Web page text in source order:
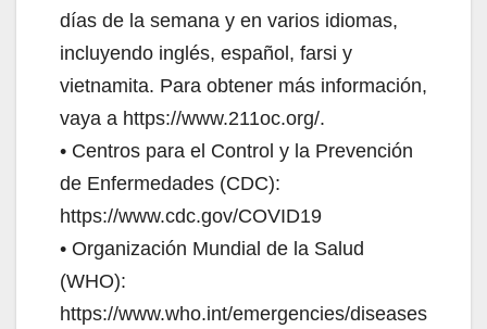
días de la semana y en varios idiomas,
incluyendo inglés, español, farsi y
vietnamita. Para obtener más información,
vaya a https://www.211oc.org/.
• Centros para el Control y la Prevención
de Enfermedades (CDC):
https://www.cdc.gov/COVID19
• Organización Mundial de la Salud
(WHO):
https://www.who.int/emergencies/diseases